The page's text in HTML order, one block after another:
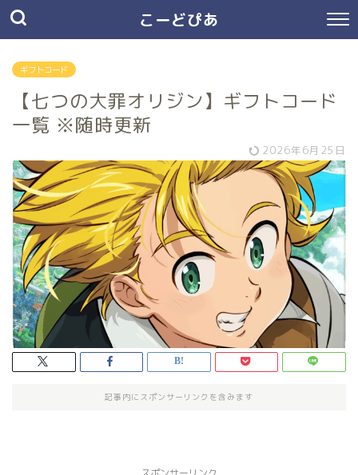
こーどぴあ
ギフトコード
【七つの大罪オリジン】ギフトコード
一覧 ※随時更新
2026年6月25日
記事内にスポンサーリンクを含みます